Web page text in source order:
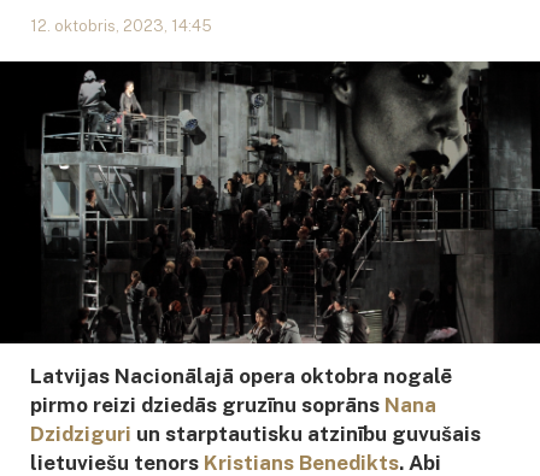
12. oktobris, 2023, 14:45
Latvijas Nacionālajā opera oktobra nogalē
pirmo reizi dziedās gruzīnu soprāns Nana
Dzidziguri un starptautisku atzinību guvušais
lietuviešu tenors Kristians Benedikts. Abi